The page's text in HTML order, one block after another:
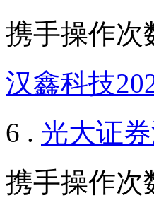
携手操作次
汉鑫科技
6 . 光大证
携手操作次